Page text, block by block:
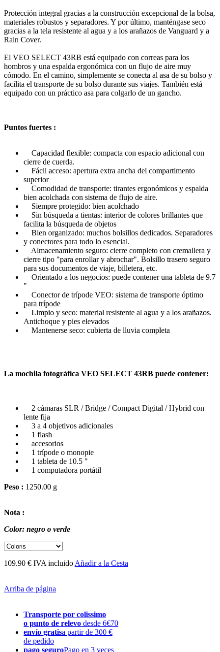
Protección integral gracias a la construcción excepcional de la bolsa,
materiales robustos y separadores. Y por último, manténgase seco
gracias a la tela resistente al agua y a los arañazos de Vanguard y a
Rain Cover.
El VEO SELECT 43RB está equipado con correas para los
hombros y una espalda ergonómica con un flujo de aire muy
cómodo. En el camino, simplemente se conecta al asa de su bolso y
facilita el transporte de su bolso durante sus viajes. También está
equipado con un práctico asa para colgarlo de un gancho.
Puntos fuertes :
Capacidad flexible: compacta con espacio adicional con
cierre de cuerda.
Fácil acceso: apertura extra ancha del compartimento
superior
Comodidad de transporte: tirantes ergonómicos y espalda
bien acolchada con sistema de flujo de aire.
Siempre protegido: bien acolchado
Sin búsqueda a tientas: interior de colores brillantes que
facilita la búsqueda de objetos
Bien organizado: muchos bolsillos dedicados. Separadores
y conectores para todo lo esencial.
Almacenamiento seguro: cierre completo con cremallera y
cierre tipo "para enrollar y abrochar". Bolsillo trasero seguro
para sus documentos de viaje, billetera, etc.
Orientado a los negocios: puede contener una tableta de 9.7
"
Conector de trípode VEO: sistema de transporte óptimo
para trípode
Limpio y seco: material resistente al agua y a los arañazos.
Antichoque y pies elevados
Mantenerse seco: cubierta de lluvia completa
La mochila fotográfica VEO SELECT 43RB puede contener:
2 cámaras SLR / Bridge / Compact Digital / Hybrid con
lente fija
3 a 4 objetivos adicionales
1 flash
accesorios
1 trípode o monopie
1 tableta de 10.5 "
1 computadora portátil
Peso : 1250.00 g
Nota :
Color: negro o verde
109.90 € IVA incluido Añadir a la Cesta
Arriba de página
Transporte por colissimo
o punto de relevo desde 6€70
envío gratisa partir de 300 €
de pedido
pago seguroPago en 3 veces